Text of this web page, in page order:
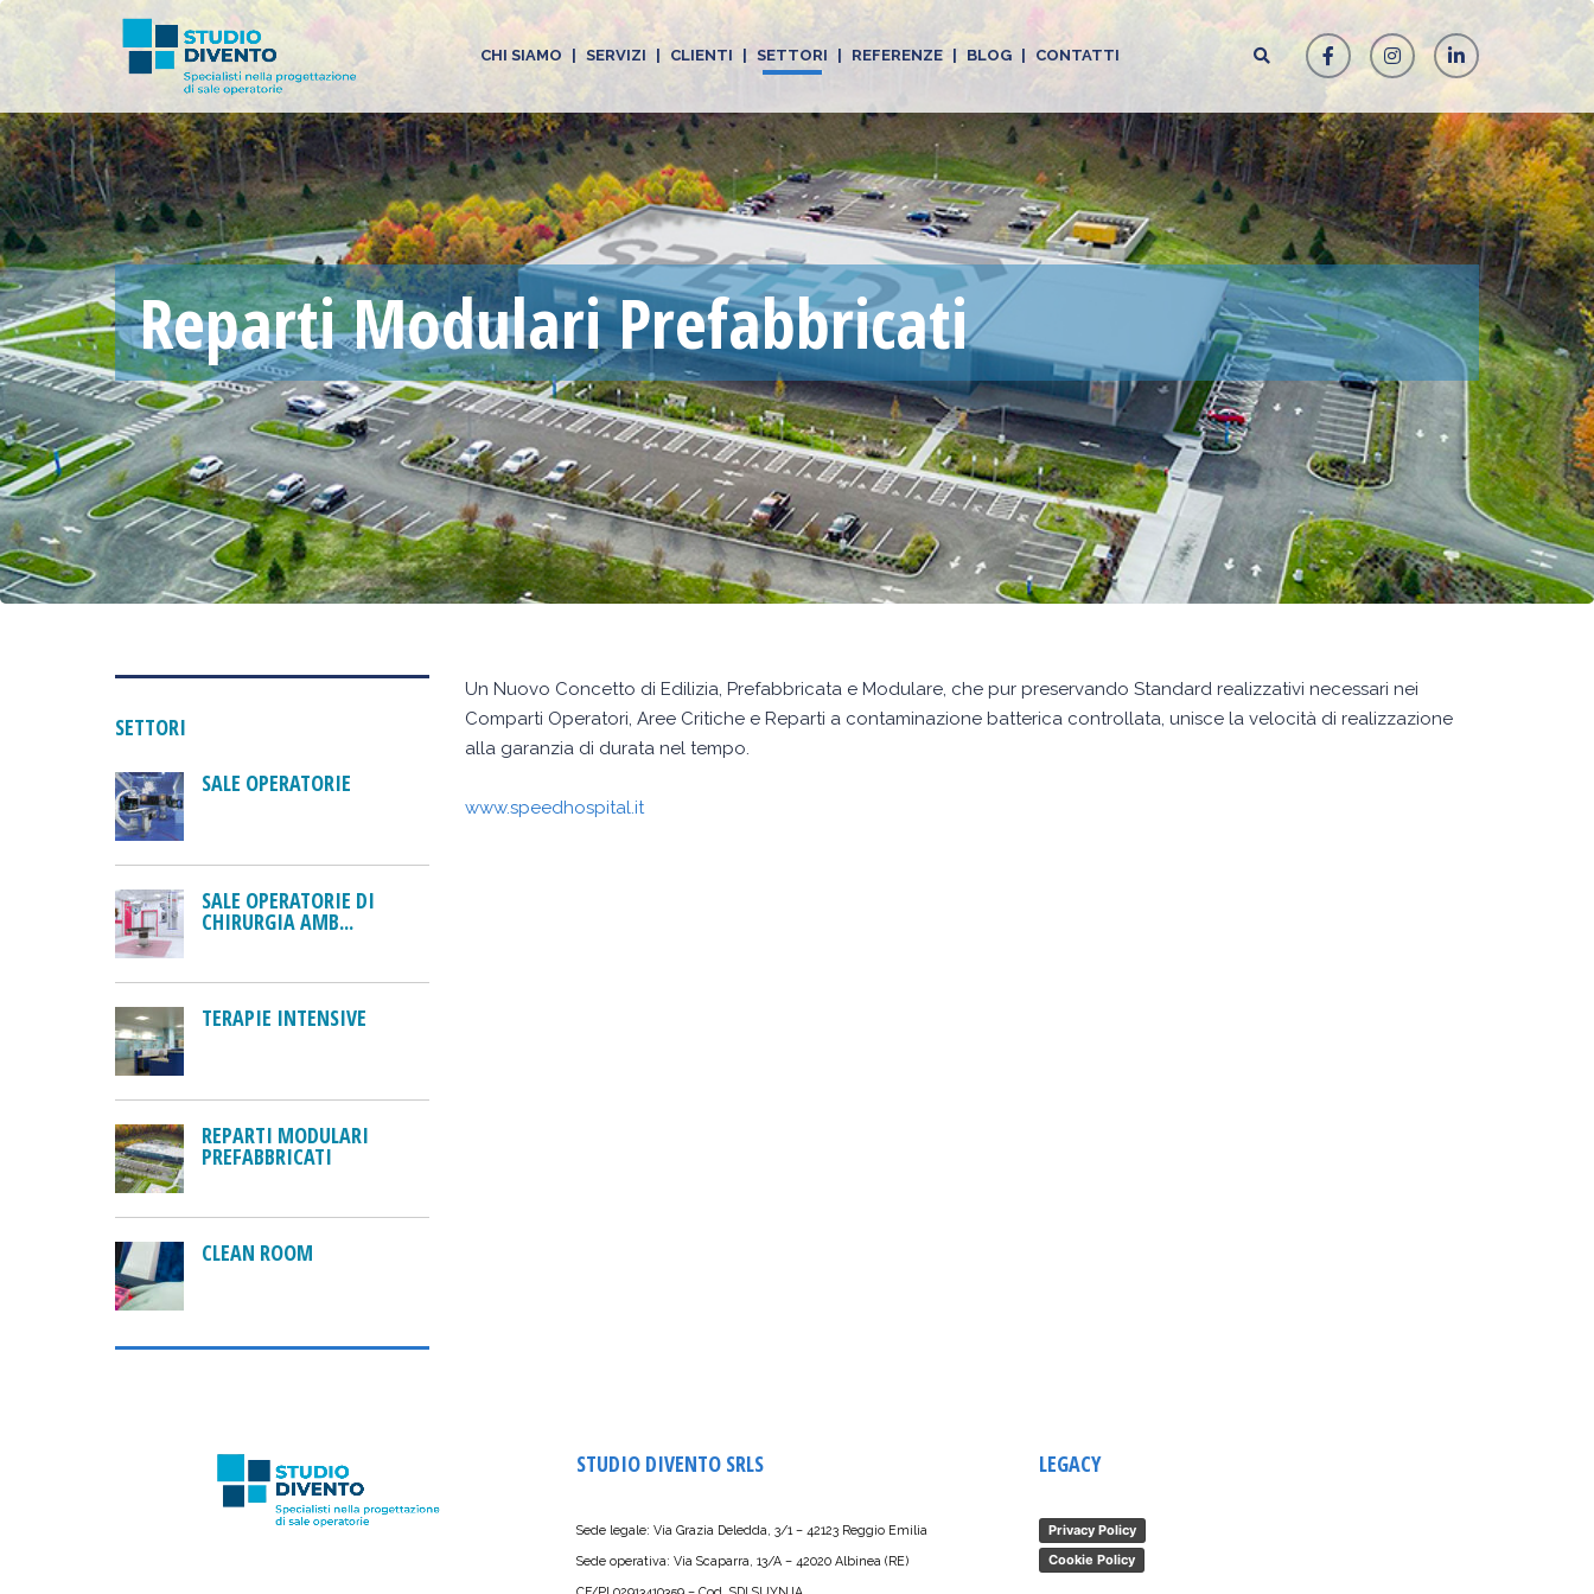
CHI SIAMO SERVIZI CLIENTI SETTORI REFERENZE BLOG CONTATTI
Reparti Modulari Prefabbricati
Un Nuovo Concetto di Edilizia, Prefabbricata e Modulare, che pur preservando Standard realizzativi necessari nei
Comparti Operatori, Aree Critiche e Reparti a contaminazione batterica controllata, unisce la velocità di realizzazione
alla garanzia di durata nel tempo.
www.speedhospital.it
SETTORI
SALE OPERATORIE
SALE OPERATORIE DI
CHIRURGIA AMB...
TERAPIE INTENSIVE
REPARTI MODULARI
PREFABBRICATI
CLEAN ROOM
STUDIO DIVENTO SRLS
Sede legale: Via Grazia Deledda, 3/1 – 42123 Reggio Emilia
Sede operativa: Via Scaparra, 13/A – 42020 Albinea (RE)
LEGACY
Privacy Policy
Cookie Policy